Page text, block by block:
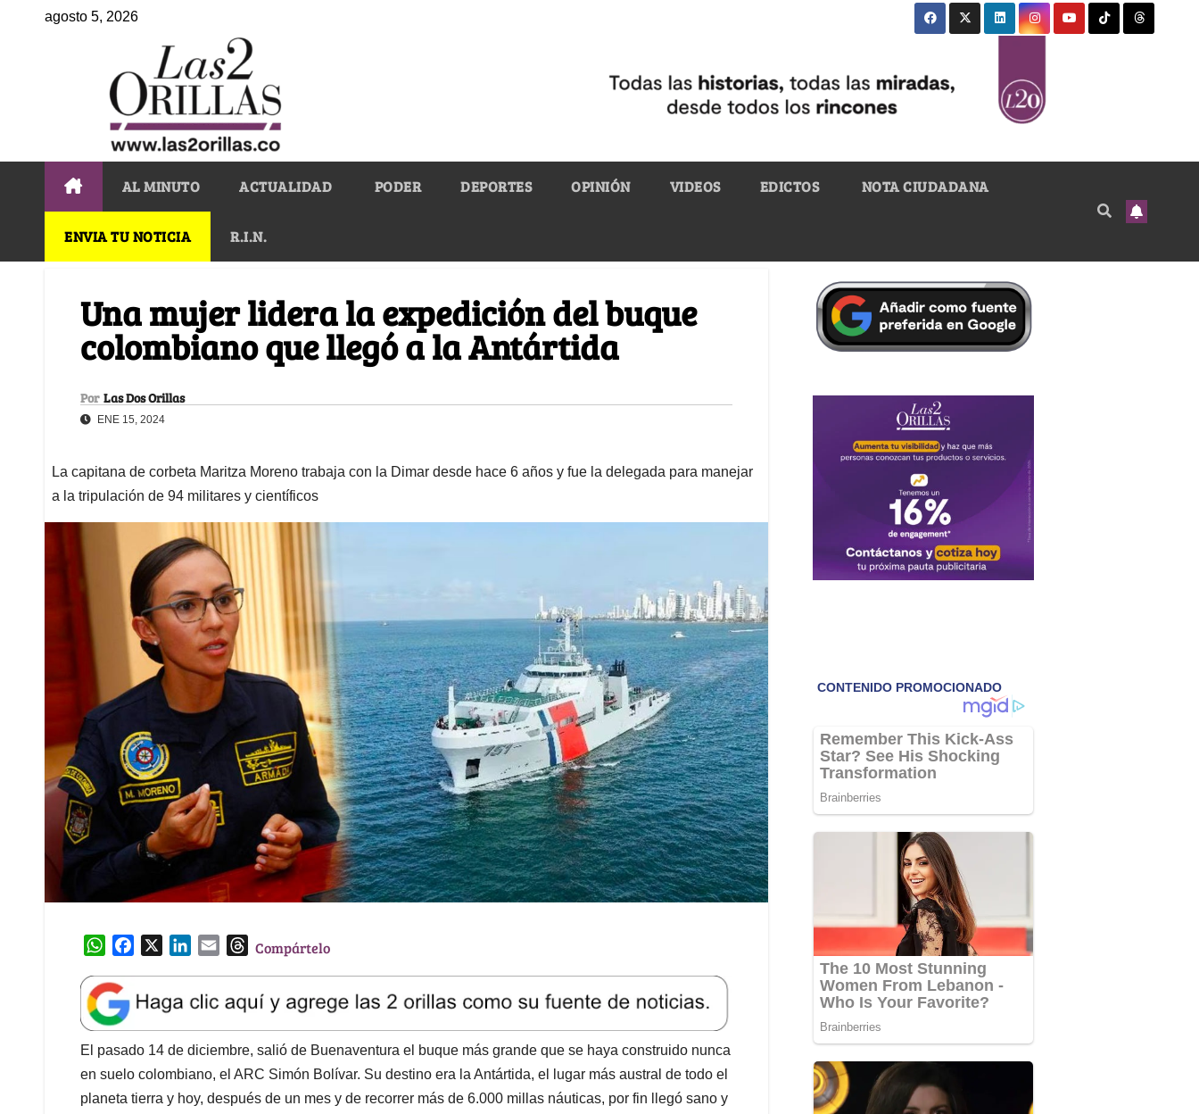
agosto 5, 2026
AL MINUTO ACTUALIDAD PODER DEPORTES OPINIÓN VIDEOS EDICTOS NOTA CIUDADANA
ENVIA TU NOTICIA R.I.N.
Una mujer lidera la expedición del buque
colombiano que llegó a la Antártida
Por Las Dos Orillas
ENE 15, 2024
La capitana de corbeta Maritza Moreno trabaja con la Dimar desde hace 6 años y fue la delegada para manejar
a la tripulación de 94 militares y científicos
W
a
t
s
A
p
p
e
b
o
o
k
k
e
d
I
n
l
T
e
a
d
s
Compártelo
El pasado 14 de diciembre, salió de Buenaventura el buque más grande que se haya construido nunca
en suelo colombiano, el ARC Simón Bolívar. Su destino era la Antártida, el lugar más austral de todo el
planeta tierra y hoy, después de un mes y de recorrer más de 6.000 millas náuticas, por fin llegó sano y